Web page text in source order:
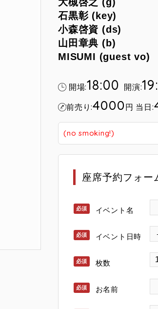
石黒彰 (key)
小森啓資 (ds)
山田章典 (b)
MISUMI (guest vo)
開場:18:00 開演:
前売り:4000円 当日:
(no smoking!)
座席予約フォー
イベント名
イベント日時
枚数
お名前